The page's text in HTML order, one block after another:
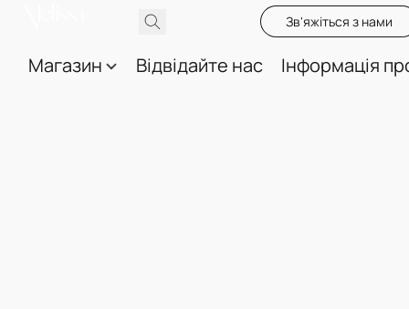
Зв'яжіться з нами
Магазин Відвідайте нас Інформація